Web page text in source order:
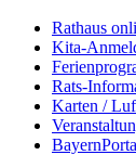
Rathaus
Kita-
Rats-
Karten /